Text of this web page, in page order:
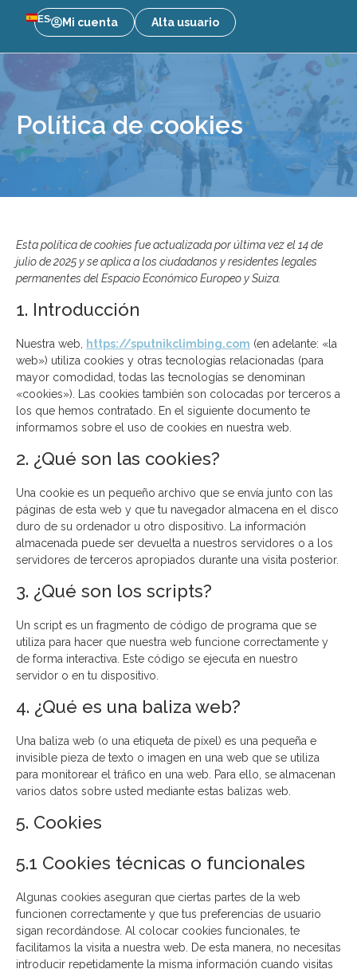
ES Mi cuenta Alta usuario
Política de cookies
Esta política de cookies fue actualizada por última vez el 14 de
julio de 2025 y se aplica a los ciudadanos y residentes legales
permanentes del Espacio Económico Europeo y Suiza.
1. Introducción
Nuestra web, https://sputnikclimbing.com (en adelante: «la
web») utiliza cookies y otras tecnologías relacionadas (para
mayor comodidad, todas las tecnologías se denominan
«cookies»). Las cookies también son colocadas por terceros a
los que hemos contratado. En el siguiente documento te
informamos sobre el uso de cookies en nuestra web.
2. ¿Qué son las cookies?
Una cookie es un pequeño archivo que se envía junto con las
páginas de esta web y que tu navegador almacena en el disco
duro de su ordenador u otro dispositivo. La información
almacenada puede ser devuelta a nuestros servidores o a los
servidores de terceros apropiados durante una visita posterior.
3. ¿Qué son los scripts?
Un script es un fragmento de código de programa que se
utiliza para hacer que nuestra web funcione correctamente y
de forma interactiva. Este código se ejecuta en nuestro
servidor o en tu dispositivo.
4. ¿Qué es una baliza web?
Una baliza web (o una etiqueta de píxel) es una pequeña e
invisible pieza de texto o imagen en una web que se utiliza
para monitorear el tráfico en una web. Para ello, se almacenan
varios datos sobre usted mediante estas balizas web.
5. Cookies
5.1 Cookies técnicas o funcionales
Algunas cookies aseguran que ciertas partes de la web
funcionen correctamente y que tus preferencias de usuario
sigan recordándose. Al colocar cookies funcionales, te
facilitamos la visita a nuestra web. De esta manera, no necesitas
introducir repetidamente la misma información cuando visitas